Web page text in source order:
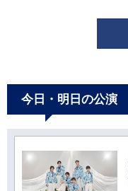
今日・明日の公演